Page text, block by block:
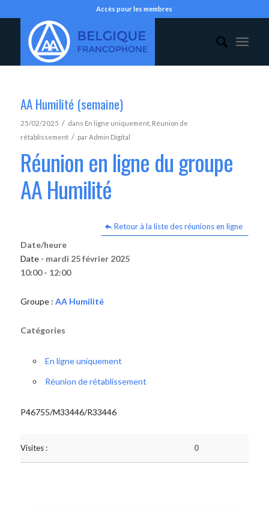
Accès pour les membres
AA Humilité (semaine)
25/02/2025 / dans En ligne uniquement, Réunion de
rétablissement / parAdmin Digital
Réunion en ligne du groupe
AA Humilité
Retour à la liste des réunions en ligne
Date/heure
Date - mardi 25 février 2025
10:00 - 12:00
Groupe : AA Humilité
Catégories
En ligne uniquement
Réunion de rétablissement
P46755/M33446/R33446
Visites : 0